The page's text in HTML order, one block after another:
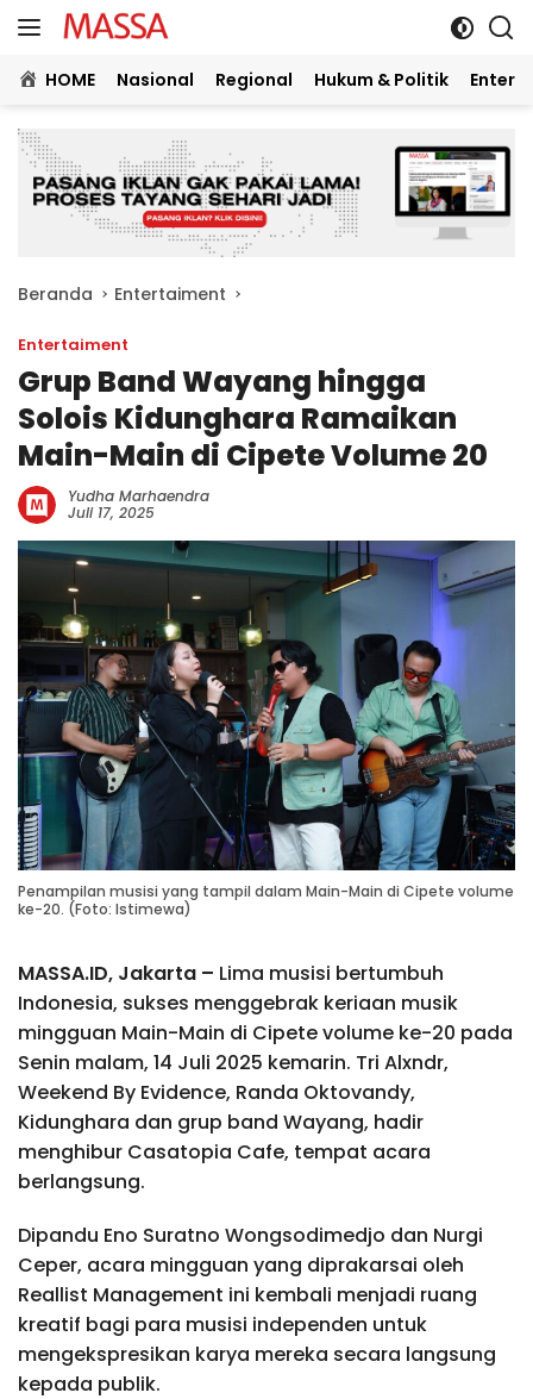
Langsung
ke
konten
HOME Nasional Regional Hukum & Politik
Beranda Entertaiment
Entertaiment
Grup Band Wayang hingga
Solois Kidunghara Ramaikan
Main-Main di Cipete Volume 20
Yudha Marhaendra
Juli 17, 2025
Penampilan musisi yang tampil dalam Main-Main di Cipete volume
ke-20. (Foto: Istimewa)
MASSA.ID, Jakarta – Lima musisi bertumbuh
Indonesia, sukses menggebrak keriaan musik
mingguan Main-Main di Cipete volume ke-20 pada
Senin malam, 14 Juli 2025 kemarin. Tri Alxndr,
Weekend By Evidence, Randa Oktovandy,
Kidunghara dan grup band Wayang, hadir
menghibur Casatopia Cafe, tempat acara
berlangsung.
Dipandu Eno Suratno Wongsodimedjo dan Nurgi
Ceper, acara mingguan yang diprakarsai oleh
Reallist Management ini kembali menjadi ruang
kreatif bagi para musisi independen untuk
mengekspresikan karya mereka secara langsung
kepada publik.